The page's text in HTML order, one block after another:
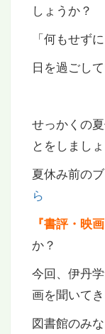
しょうか？
「何もせず
日を過ごし
せっかくの
とをしましょ
夏休み前の
ら
『書評・映
か？
今回、伊丹
画を聞いて
図書館のみ